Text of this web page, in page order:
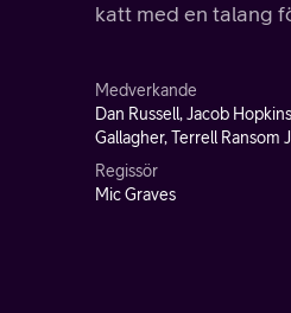
katt med en talang
Medverkande
Dan Russell, Jacob
Gallagher, Terrell Ransom
Regissör
Mic Graves